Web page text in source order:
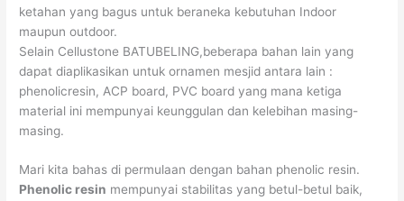
ketahan yang bagus untuk beraneka kebutuhan Indoor
maupun outdoor.
Selain Cellustone BATUBELING,beberapa bahan lain yang
dapat diaplikasikan untuk ornamen mesjid antara lain :
phenolicresin, ACP board, PVC board yang mana ketiga
material ini mempunyai keunggulan dan kelebihan masing-
masing.
Mari kita bahas di permulaan dengan bahan phenolic resin.
Phenolic resin mempunyai stabilitas yang betul-betul baik,